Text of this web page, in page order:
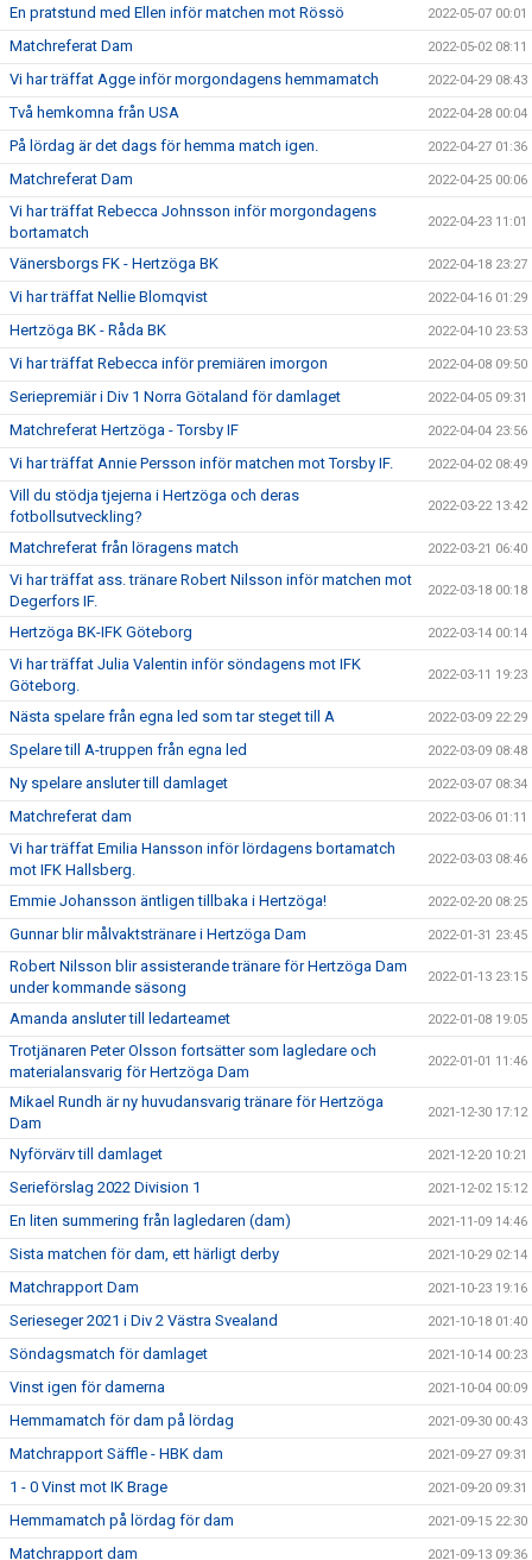
En pratstund med Ellen inför matchen mot Rössö 2022-05-07 00:01
Matchreferat Dam 2022-05-02 08:11
Vi har träffat Agge inför morgondagens hemmamatch 2022-04-29 08:43
Två hemkomna från USA 2022-04-28 00:04
På lördag är det dags för hemma match igen. 2022-04-27 01:36
Matchreferat Dam 2022-04-25 00:06
Vi har träffat Rebecca Johnsson inför morgondagens
bortamatch
2022-04-23 11:01
Vänersborgs FK - Hertzöga BK 2022-04-18 23:27
Vi har träffat Nellie Blomqvist 2022-04-16 01:29
Hertzöga BK - Råda BK 2022-04-10 23:53
Vi har träffat Rebecca inför premiären imorgon 2022-04-08 09:50
Seriepremiär i Div 1 Norra Götaland för damlaget 2022-04-05 09:31
Matchreferat Hertzöga - Torsby IF 2022-04-04 23:56
Vi har träffat Annie Persson inför matchen mot Torsby IF. 2022-04-02 08:49
Vill du stödja tjejerna i Hertzöga och deras
fotbollsutveckling?
2022-03-22 13:42
Matchreferat från löragens match 2022-03-21 06:40
Vi har träffat ass. tränare Robert Nilsson inför matchen mot
Degerfors IF.
2022-03-18 00:18
Hertzöga BK-IFK Göteborg 2022-03-14 00:14
Vi har träffat Julia Valentin inför söndagens mot IFK
Göteborg.
2022-03-11 19:23
Nästa spelare från egna led som tar steget till A 2022-03-09 22:29
Spelare till A-truppen från egna led 2022-03-09 08:48
Ny spelare ansluter till damlaget 2022-03-07 08:34
Matchreferat dam 2022-03-06 01:11
Vi har träffat Emilia Hansson inför lördagens bortamatch
mot IFK Hallsberg.
2022-03-03 08:46
Emmie Johansson äntligen tillbaka i Hertzöga! 2022-02-20 08:25
Gunnar blir målvaktstränare i Hertzöga Dam 2022-01-31 23:45
Robert Nilsson blir assisterande tränare för Hertzöga Dam
under kommande säsong
2022-01-13 23:15
Amanda ansluter till ledarteamet 2022-01-08 19:05
Trotjänaren Peter Olsson fortsätter som lagledare och
materialansvarig för Hertzöga Dam
2022-01-01 11:46
Mikael Rundh är ny huvudansvarig tränare för Hertzöga
Dam
2021-12-30 17:12
Nyförvärv till damlaget 2021-12-20 10:21
Serieförslag 2022 Division 1 2021-12-02 15:12
En liten summering från lagledaren (dam) 2021-11-09 14:46
Sista matchen för dam, ett härligt derby 2021-10-29 02:14
Matchrapport Dam 2021-10-23 19:16
Serieseger 2021 i Div 2 Västra Svealand 2021-10-18 01:40
Söndagsmatch för damlaget 2021-10-14 00:23
Vinst igen för damerna 2021-10-04 00:09
Hemmamatch för dam på lördag 2021-09-30 00:43
Matchrapport Säffle - HBK dam 2021-09-27 09:31
1 - 0 Vinst mot IK Brage 2021-09-20 09:31
Hemmamatch på lördag för dam 2021-09-15 22:30
Matchrapport dam 2021-09-13 09:36